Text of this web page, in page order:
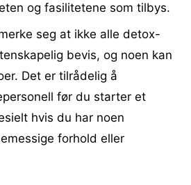
og fasilitetene som tilbys.
seg at ikke alle detox-
bevis, og noen kan
Det er tilrådelig å
før du starter et
hvis du har noen
forhold eller